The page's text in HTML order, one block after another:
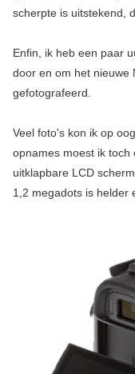
scherpte is uitstekend,
Enfin, ik heb een paar
door en om het nieuwe
gefotografeerd.
Veel foto's kon ik op
opnames moest ik toch
uitklapbare LCD
1,2 megadots is helder